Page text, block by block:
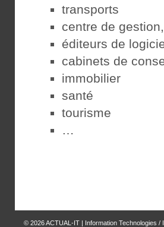
transports
centre de
éditeurs de
cabinets de
immobilier
santé
tourisme
…
© 2026ACTUAL-IT | Information Technologies /